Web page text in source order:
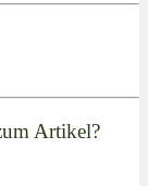
Artikel?